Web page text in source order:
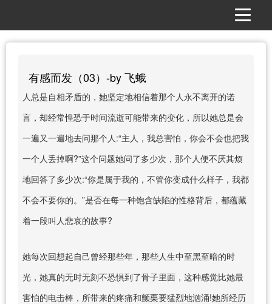
有感而发（03）-by 飞蛾
人总是自相矛盾的，她坚定地相信着那个人永不离开的诺
言，却经常惶恐于时间流逝可能带来的变化，所以她总是会
一遍又一遍地去问那个人:“主人，我总害怕，你会不会也把我
一个人丢掉啊?”这个问题她问了多少次，那个人便不厌其烦
地回答了多少次:“你是属于我的，不管你变成什么样子，我都
不会不要你的。”是否在每一种饱含缺陷的性格背后，都蕴藏
着一段叫人悲哀的故事?
她每次回想起自己曾经那些年，那些人生中至黑至暗的时
光，她真的无时无刻不恐惧到了骨子里面，这种感觉比她最
害怕的电击棒，所带来的疼痛和颤栗要猛烈地汹涌!她所经历